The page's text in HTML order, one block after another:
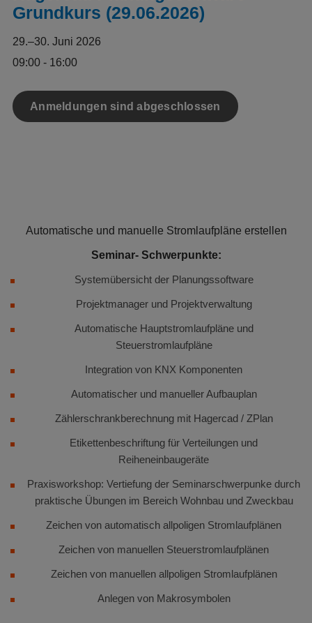
Grundkurs (29.06.2026)
29.–30. Juni 2026
09:00 - 16:00
Anmeldungen sind abgeschlossen
Automatische und manuelle Stromlaufpläne erstellen
Seminar- Schwerpunkte:
Systemübersicht der Planungssoftware
Projektmanager und Projektverwaltung
Automatische Hauptstromlaufpläne und
Steuerstromlaufpläne
Integration von KNX Komponenten
Automatischer und manueller Aufbauplan
Zählerschrankberechnung mit Hagercad / ZPlan
Etikettenbeschriftung für Verteilungen und
Reiheneinbaugeräte
Praxisworkshop: Vertiefung der Seminarschwerpunke durch
praktische Übungen im Bereich Wohnbau und Zweckbau
Zeichen von automatisch allpoligen Stromlaufplänen
Zeichen von manuellen Steuerstromlaufplänen
Zeichen von manuellen allpoligen Stromlaufplänen
Anlegen von Makrosymbolen